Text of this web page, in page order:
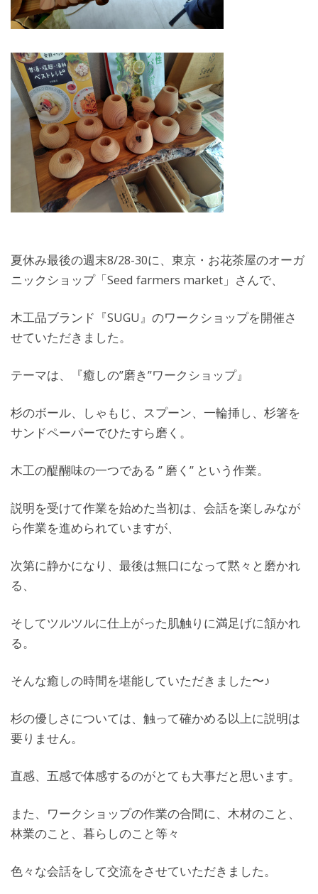
夏休み最後の週末8/28-30に、東京・お花茶屋のオーガ
ニックショップ「Seed farmers market」さんで、
木工品ブランド『SUGU』のワークショップを開催さ
せていただきました。
テーマは、『癒しの”磨き”ワークショップ』
杉のボール、しゃもじ、スプーン、一輪挿し、杉箸を
サンドペーパーでひたすら磨く。
木工の醍醐味の一つである ” 磨く” という作業。
説明を受けて作業を始めた当初は、会話を楽しみなが
ら作業を進められていますが、
次第に静かになり、最後は無口になって黙々と磨かれ
る、
そしてツルツルに仕上がった肌触りに満足げに頷かれ
る。
そんな癒しの時間を堪能していただきました〜♪
杉の優しさについては、触って確かめる以上に説明は
要りません。
直感、五感で体感するのがとても大事だと思います。
また、ワークショップの作業の合間に、木材のこと、
林業のこと、暮らしのこと等々
色々な会話をして交流をさせていただきました。